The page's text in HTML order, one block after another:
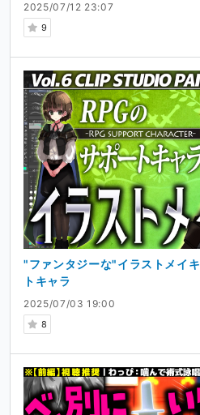
2025/07/12 23:07
9
2025/07/03 19:00
8
"ファンタジーな"イラストメイ
トキャラ